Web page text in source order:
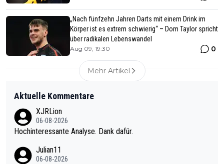
„Nach fünfzehn Jahren Darts mit einem Drink im
Körper ist es extrem schwierig“ – Dom Taylor spricht
über radikalen Lebenswandel
Aug 09, 19:30 0
Mehr Artikel
Aktuelle Kommentare
XJRLion
06-08-2026
Hochinteressante Analyse. Dank dafür.
Julian11
06-08-2026